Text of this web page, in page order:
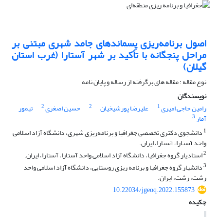
اصول برنامه‌ریزی ‌پسماندهای جامد شهری مبتنی بر
مراحل پنجگانه با تأکید بر شهر آستارا (غرب استان
گیلان)
نوع مقاله : مقاله های برگرفته از رساله و پایان نامه
نویسندگان
رامین حاجی امیری1 علیرضا پورشیخیان 2 حسین اصغری2 تیمور
آمار3
1 دانشجوی دکتری تخصصی جغرافیا و برنامه‌ریزی شهری، دانشگاه آزاد اسلامی
واحد آستارا، آستارا، ایران.
2استادیار گروه جغرافیا، دانشگاه آزاد اسلامی واحد آستارا، آستارا، ایران.
3دانشیار گروه جغرافیا و برنامه ریزی روستایی، دانشگاه آزاد اسلامی واحد
رشت، رشت، ایران.
10.22034/jgeoq.2022.155873
چکیده